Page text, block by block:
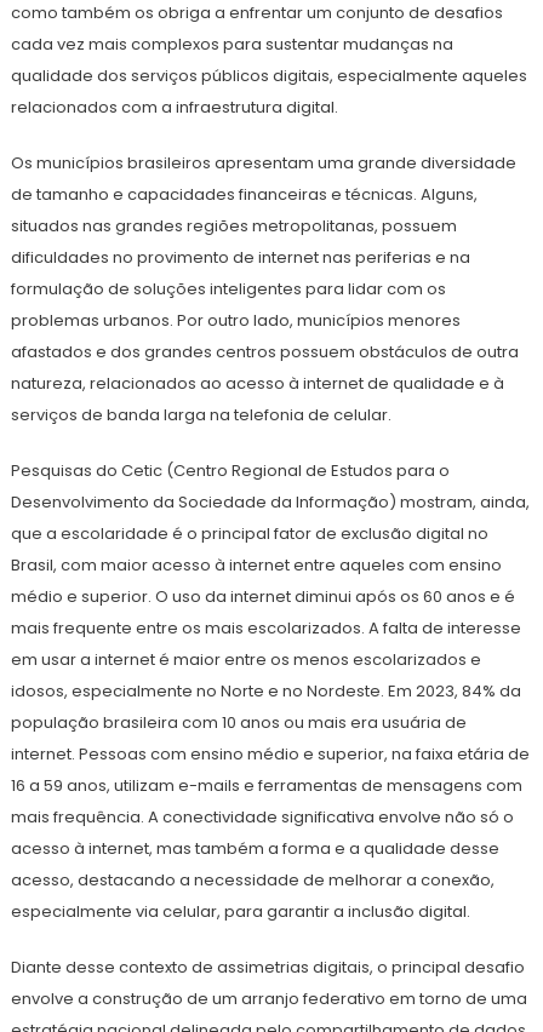
como também os obriga a enfrentar um conjunto de desafios
cada vez mais complexos para sustentar mudanças na
qualidade dos serviços públicos digitais, especialmente aqueles
relacionados com a infraestrutura digital.
Os municípios brasileiros apresentam uma grande diversidade
de tamanho e capacidades financeiras e técnicas. Alguns,
situados nas grandes regiões metropolitanas, possuem
dificuldades no provimento de internet nas periferias e na
formulação de soluções inteligentes para lidar com os
problemas urbanos. Por outro lado, municípios menores
afastados e dos grandes centros possuem obstáculos de outra
natureza, relacionados ao acesso à internet de qualidade e à
serviços de banda larga na telefonia de celular.
Pesquisas do Cetic (Centro Regional de Estudos para o
Desenvolvimento da Sociedade da Informação) mostram, ainda,
que a escolaridade é o principal fator de exclusão digital no
Brasil, com maior acesso à internet entre aqueles com ensino
médio e superior. O uso da internet diminui após os 60 anos e é
mais frequente entre os mais escolarizados. A falta de interesse
em usar a internet é maior entre os menos escolarizados e
idosos, especialmente no Norte e no Nordeste. Em 2023, 84% da
população brasileira com 10 anos ou mais era usuária de
internet. Pessoas com ensino médio e superior, na faixa etária de
16 a 59 anos, utilizam e-mails e ferramentas de mensagens com
mais frequência. A conectividade significativa envolve não só o
acesso à internet, mas também a forma e a qualidade desse
acesso, destacando a necessidade de melhorar a conexão,
especialmente via celular, para garantir a inclusão digital.
Diante desse contexto de assimetrias digitais, o principal desafio
envolve a construção de um arranjo federativo em torno de uma